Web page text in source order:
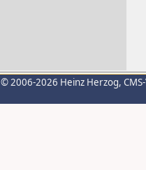
© 2006-2026 Heinz Herzog,